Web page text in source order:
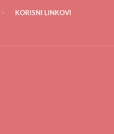
KORISNI LINKOVI